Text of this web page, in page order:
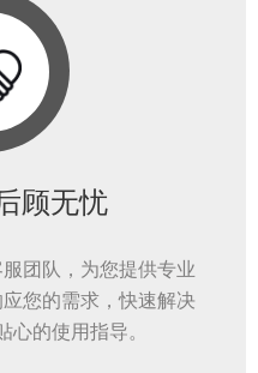
顾无忧
团队，为您提供专业
您的需求，快速解决
心的使用指导。